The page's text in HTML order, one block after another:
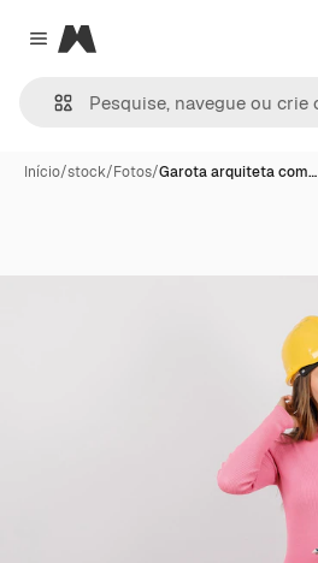
Close menu
Magnific
Início/stock/Fotos/Garota arquiteta com…